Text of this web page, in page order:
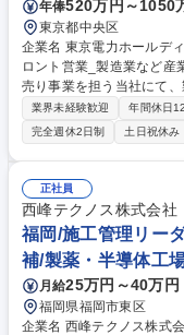
年俸520万円～1050
東京都中央区
企業名 東京電力ホールディングス株式会社
ロント営業_製造業など産業分野向
売り事業を担う当社にて
まに対し、電気・ガスの
課題整理からソリューション提案を
て、電気・ガス契約の提
(技術提案)と協働し、建物
ュートラルに関する電力
客さま視点で提案内容を
のお客さまを継続的に担当
種 【26-EP-28】法人：フ
ー提案
業界未経験歓迎 年間休日
完全週休2日制
土日祝休み
正社員
西峰テクノス株式会社
福岡/施工管理リー
補/製薬・半導体工
月給25万円～40万円
福岡県福岡市東区
企業名 西峰テクノス株式会社 求人名 福岡/施工管理リーダー/水処理